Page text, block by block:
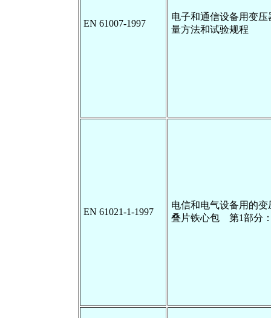
EN 61007-1997
电子和通信设备用变
量方法和试验规程
EN 61021-1-1997
电信和电气设备用的
叠片铁心包 第1部分